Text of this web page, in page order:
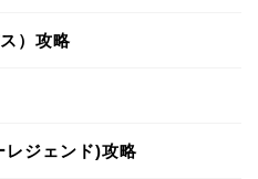
）攻略
ジェンド)攻略